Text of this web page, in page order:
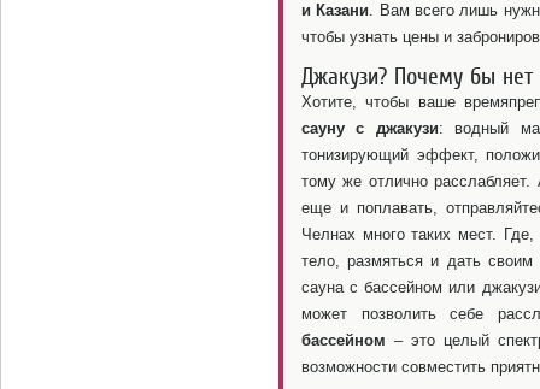
и Казани. Вам всего лишь
чтобы узнать цены и
Джакузи? Почему бы нет
Хотите, чтобы ваше
сауну с джакузи: водный
тонизирующий эффект,
тому же отлично
еще и поплавать,
Челнах много таких мест.
тело, размяться и дать
сауна с бассейном или
может позволить себе
бассейном – это целый
возможности совместить